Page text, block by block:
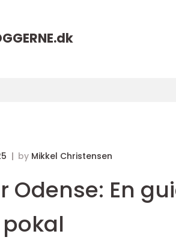
dk
by Mikkel Christensen
Odense: En